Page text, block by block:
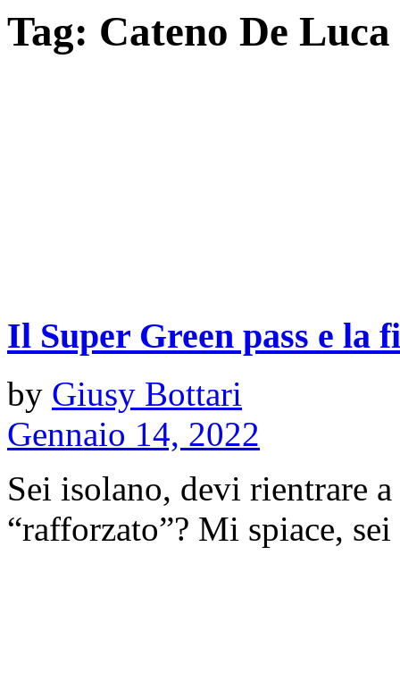
Tag: Cateno De Luca
Il Super Green pass e
by Giusy Bottari
Gennaio 14, 2022
Sei isolano, devi rientrare
“rafforzato”? Mi spiace,